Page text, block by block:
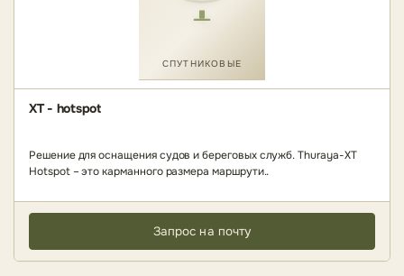
СПУТНИКОВЫЕ
XT - hotspot
Решение для оснащения судов и береговых служб. Thuraya-XT
Hotspot – это карманного размера маршрути..
Запрос на почту